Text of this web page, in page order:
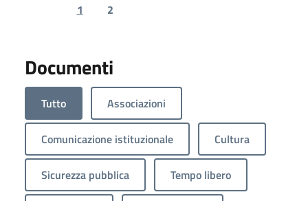
Previous page
1 2
Documenti
Tutto Associazioni
Comunicazione istituzionale Cultura
Sicurezza pubblica Tempo libero